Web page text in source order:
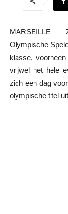
MARSEILLE –
Olympische
klasse,
vrijwel het hele
zich een dag
olympische titel